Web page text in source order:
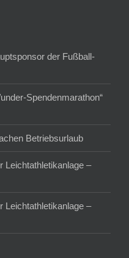
der Fußball-
Spendenmarathon“
Betriebsurlaub
Leichtathletikanlage –
Leichtathletikanlage –